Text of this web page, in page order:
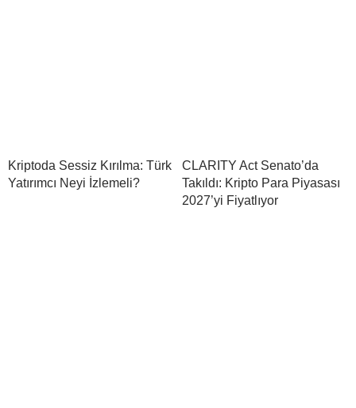
Kriptoda Sessiz Kırılma: Türk
Yatırımcı Neyi İzlemeli?
CLARITY Act Senato’da
Takıldı: Kripto Para Piyasası
2027’yi Fiyatlıyor